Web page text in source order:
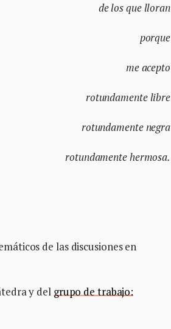
de los que lloran
porque
me acepto
rotundamente libre
rotundamente negra
rotundamente hermosa.
de las discusiones en
y delgrupo de trabajo: